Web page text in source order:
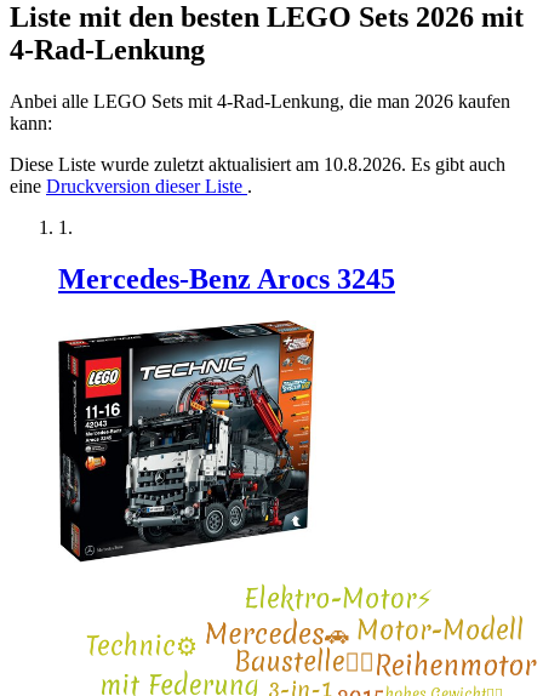
Liste mit den besten LEGO Sets 2026 mit
4-Rad-Lenkung
Anbei alle LEGO Sets mit 4-Rad-Lenkung, die man 2026 kaufen
kann:
Diese Liste wurde zuletzt aktualisiert am 10.8.2026. Es gibt auch
eine Druckversion dieser Liste .
Mercedes-Benz Arocs 3245